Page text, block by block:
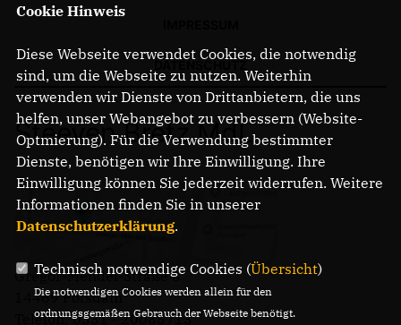
Steeven Bretz MdL
Gregor-Mendel-Straße 3
14469 Potsdam
Telefon: 0331 - 20085713
Cookie Hinweis
Diese Webseite verwendet Cookies, die notwendig
sind, um die Webseite zu nutzen. Weiterhin
verwenden wir Dienste von Drittanbietern, die uns
helfen, unser Webangebot zu verbessern (Website-
Optmierung). Für die Verwendung bestimmter
Dienste, benötigen wir Ihre Einwilligung. Ihre
Einwilligung können Sie jederzeit widerrufen. Weitere
Informationen finden Sie in unserer
Datenschutzerklärung.
Technisch notwendige Cookies (Übersicht)
Die notwendigen Cookies werden allein für den
ordnungsgemäßen Gebrauch der Webseite benötigt.